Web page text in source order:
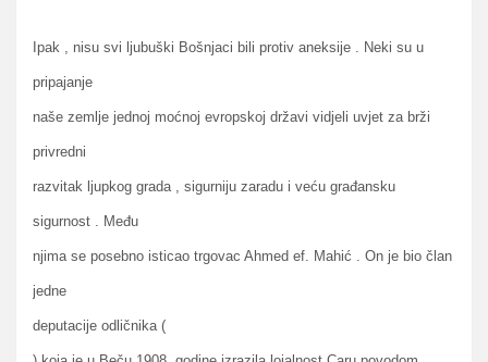
Ipak , nisu svi ljubuški Bošnjaci bili protiv aneksije . Neki su u
pripajanje
naše zemlje jednoj moćnoj evropskoj državi vidjeli uvjet za brži
privredni
razvitak ljupkog grada , sigurniju zaradu i veću građansku
sigurnost . Među
njima se posebno isticao trgovac Ahmed ef. Mahić . On je bio član
jedne
deputacije odličnika (